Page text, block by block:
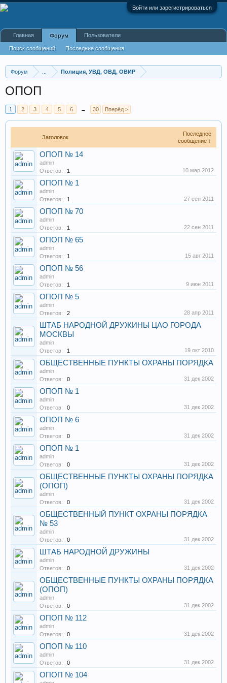
Войти или зарегистрироваться
Форум Полиция, УВД, ОВД, ОВИР
ОПОП
1 2 3 4 5 6 → 30 Вперёд >
Заголовок
Последнее
сообщение ↓
ОПОП № 14
admin
Ответов:
1 10 мар 2012
ОПОП № 1
admin
Ответов:
1 27 сен 2011
ОПОП № 70
admin
Ответов:
1 22 сен 2011
ОПОП № 65
admin
Ответов:
1 15 авг 2011
ОПОП № 56
admin
Ответов:
1 9 июн 2011
ОПОП № 5
admin
Ответов:
2 28 апр 2011
ШТАБ НАРОДНОЙ ДРУЖИНЫ ЦАО ГОРОДА
МОСКВЫ
admin
Ответов:
1 19 окт 2010
ОБЩЕСТВЕННЫЕ ПУНКТЫ ОХРАНЫ ПОРЯДКА
admin
Ответов:
0 31 дек 2002
ОПОП № 1
admin
Ответов:
0 31 дек 2002
ОПОП № 6
admin
Ответов:
0 31 дек 2002
ОПОП № 1
admin
Ответов:
0 31 дек 2002
ОБЩЕСТВЕННЫЕ ПУНКТЫ ОХРАНЫ ПОРЯДКА
(ОПОП)
admin
Ответов:
0 31 дек 2002
ОБЩЕСТВЕННЫЙ ПУНКТ ОХРАНЫ ПОРЯДКА
№ 53
admin
Ответов:
0 31 дек 2002
ШТАБ НАРОДНОЙ ДРУЖИНЫ
admin
Ответов:
0 31 дек 2002
ОБЩЕСТВЕННЫЕ ПУНКТЫ ОХРАНЫ ПОРЯДКА
(ОПОП)
admin
Ответов:
0 31 дек 2002
ОПОП № 112
admin
Ответов:
0 31 дек 2002
ОПОП № 110
admin
Ответов:
0 31 дек 2002
ОПОП № 104
Главная Форум
Поиск сообщений Последние сообщения
Пользователи